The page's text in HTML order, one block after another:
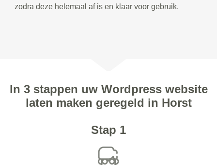
zodra deze helemaal af is en klaar voor gebruik.
In 3 stappen uw Wordpress website
laten maken geregeld in Horst
Stap 1